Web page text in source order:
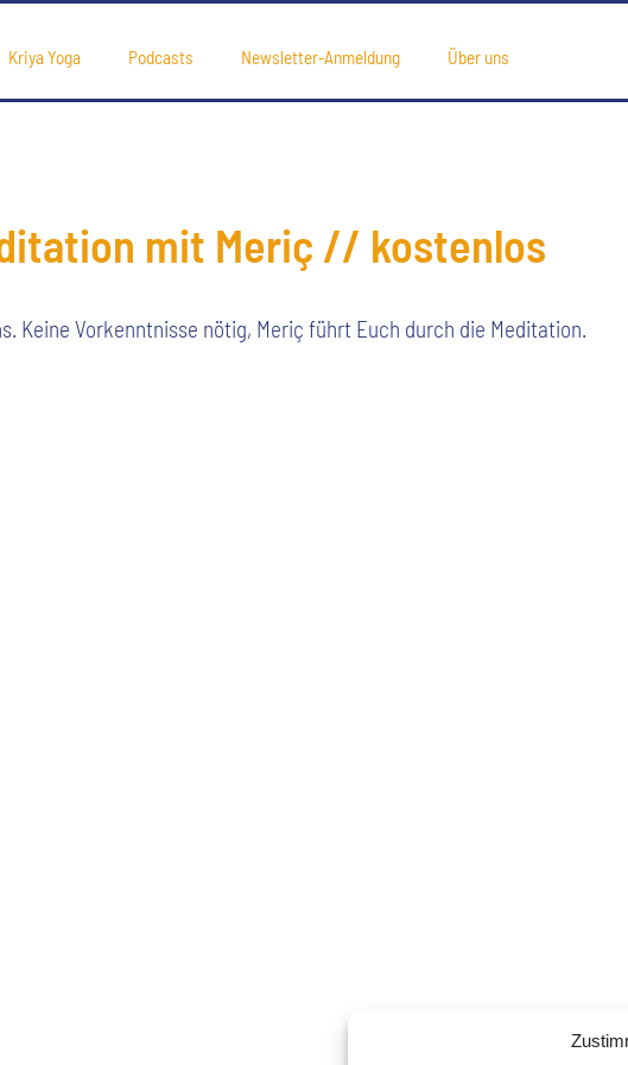
Kriya Yoga Podcasts Newsletter-Anmeldung Über uns
mit Meriç // kostenlos
Keine Vorkenntnisse nötig, Meriç führt Euch durch die Meditation.